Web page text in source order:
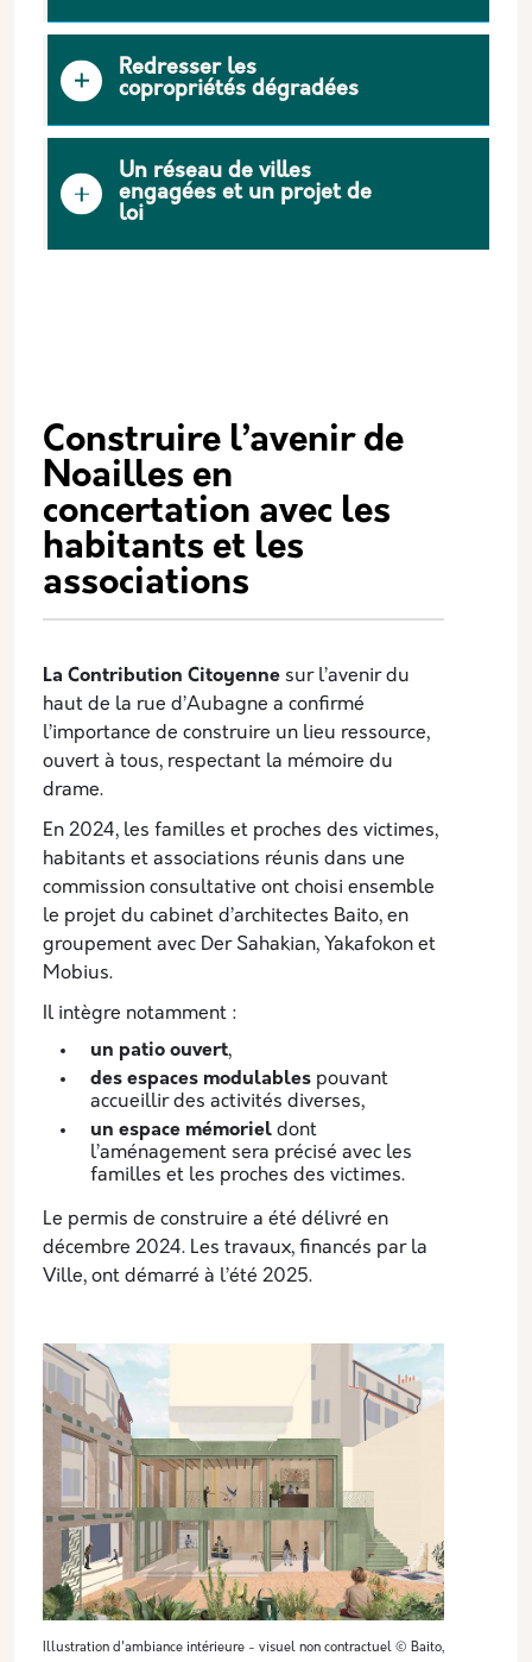
Redresser les
copropriétés dégradées
Un réseau de villes
engagées et un projet de
loi
Construire l’avenir de
Noailles en
concertation avec les
habitants et les
associations
La Contribution Citoyenne sur l’avenir du
haut de la rue d’Aubagne a confirmé
l’importance de construire un lieu ressource,
ouvert à tous, respectant la mémoire du
drame.
En 2024, les familles et proches des victimes,
habitants et associations réunis dans une
commission consultative ont choisi ensemble
le projet du cabinet d’architectes Baito, en
groupement avec Der Sahakian, Yakafokon et
Mobius.
Il intègre notamment :
un patio ouvert,
des espaces modulables pouvant
accueillir des activités diverses,
un espace mémoriel dont
l’aménagement sera précisé avec les
familles et les proches des victimes.
Le permis de construire a été délivré en
décembre 2024. Les travaux, financés par la
Ville, ont démarré à l’été 2025.
Illustration d'ambiance intérieure - visuel non contractuel © Baito,